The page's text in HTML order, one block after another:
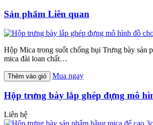
Sản phẩm Liên quan
Hộp Mica trong suốt chống bụi Trưng bày sản
mica đài loan chất…
Thêm vào giỏ Mua ngay
Hộp trưng bày lắp ghép đựng mô
Liên hệ